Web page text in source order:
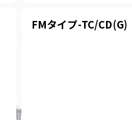
FMタイプ-TC/CD(G)